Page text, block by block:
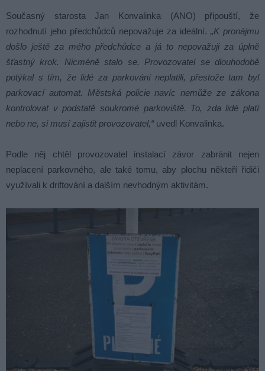
Současný starosta Jan Konvalinka (ANO) připouští, že
rozhodnutí jeho předchůdců nepovažuje za ideální. „K pronájmu
došlo ještě za mého předchůdce a já to nepovažuji za úplně
šťastný krok. Nicméně stalo se. Provozovatel se dlouhodobě
potýkal s tím, že lidé za parkování neplatili, přestože tam byl
parkovací automat. Městská policie navíc nemůže ze zákona
kontrolovat v podstatě soukromé parkoviště. To, zda lidé platí
nebo ne, si musí zajistit provozovatel,“ uvedl Konvalinka.
Podle něj chtěl provozovatel instalací závor zabránit nejen
neplacení parkovného, ale také tomu, aby plochu někteří řidiči
využívali k driftování a dalším nevhodným aktivitám.